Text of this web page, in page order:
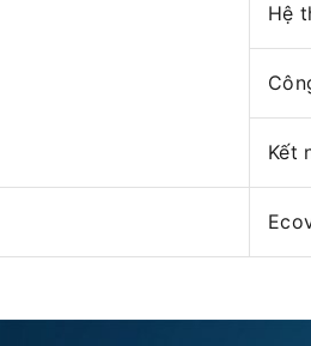
Hệ
Kết